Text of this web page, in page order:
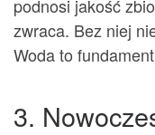
podnosi jakość
zwraca. Bez niej
Woda to
3.